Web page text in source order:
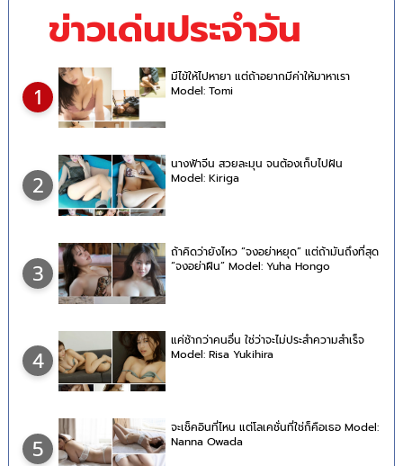
ข่าวเด่นประจำวัน
1
มีไข้ให้ไปหายา แต่ถ้าอยากมีค่าให้มาหาเรา
Model: Tomi
2
นางฟ้าจีน สวยละมุน จนต้องเก็บไปฝัน
Model: Kiriga
3
ถ้าคิดว่ายังไหว “จงอย่าหยุด” แต่ถ้ามันถึงที่สุด
“จงอย่าฝืน” Model: Yuha Hongo
4
แค่ช้ากว่าคนอื่น ใช่ว่าจะไม่ประสำความสำเร็จ
Model: Risa Yukihira
5
จะเช็คอินที่ไหน แต่โลเคชั่นที่ใช่ก็คือเธอ Model:
Nanna Owada